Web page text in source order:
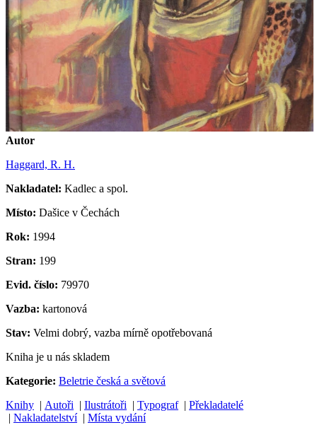
Autor
Haggard, R. H.
Nakladatel: Kadlec a spol.
Místo: Dašice v Čechách
Rok: 1994
Stran: 199
Evid. číslo: 79970
Vazba: kartonová
Stav: Velmi dobrý, vazba mírně opotřebovaná
Kniha je u nás skladem
Kategorie: Beletrie česká a světová
Knihy | Autoři | Ilustrátoři | Typograf| Překladatelé
| Nakladatelství| Místa vydání